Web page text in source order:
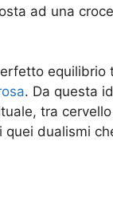
ad una
. Da questa
tra
dualismi